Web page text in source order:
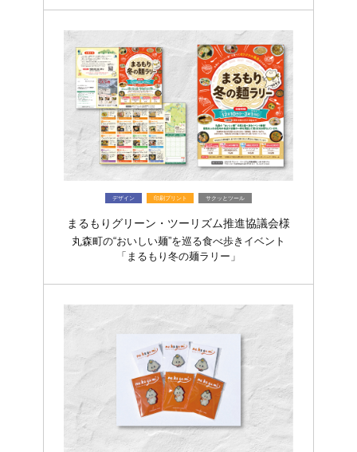
デザイン 印刷プリント サクッとツール
まるもりグリーン・ツーリズム推進協議会様
丸森町の“おいしい麺”を巡る食べ歩きイベント
「まるもり冬の麺ラリー」